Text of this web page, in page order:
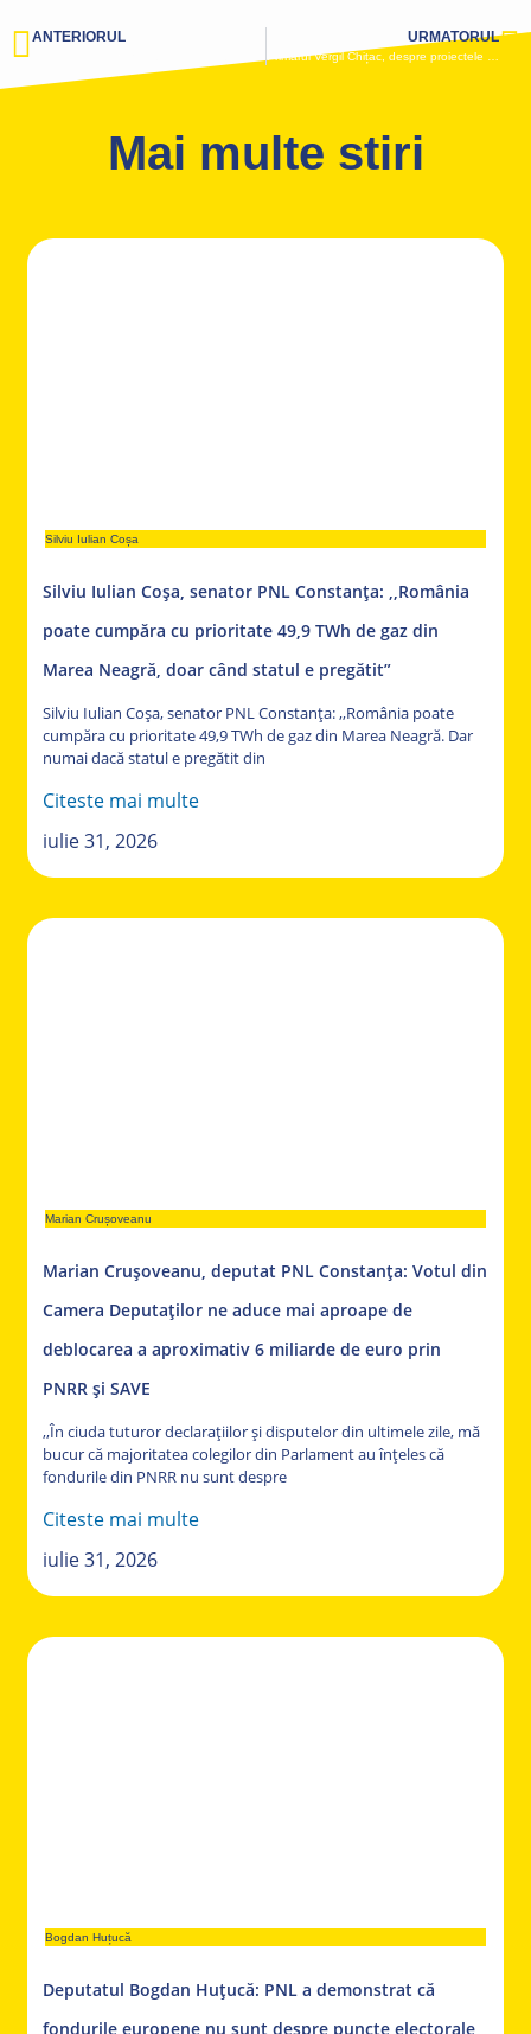
ANTERIORUL URMATORUL
Mai multe stiri
Silviu Iulian Coșa
Silviu Iulian Coșa, senator PNL Constanța: ,,România
poate cumpăra cu prioritate 49,9 TWh de gaz din
Marea Neagră, doar când statul e pregătit”
Silviu Iulian Coșa, senator PNL Constanța: ,,România poate
cumpăra cu prioritate 49,9 TWh de gaz din Marea Neagră. Dar
numai dacă statul e pregătit din
Citeste mai multe
iulie 31, 2026
Marian Crușoveanu
Marian Crușoveanu, deputat PNL Constanța: Votul din
Camera Deputaților ne aduce mai aproape de
deblocarea a aproximativ 6 miliarde de euro prin
PNRR și SAVE
,,În ciuda tuturor declarațiilor și disputelor din ultimele zile, mă
bucur că majoritatea colegilor din Parlament au înțeles că
fondurile din PNRR nu sunt despre
Citeste mai multe
iulie 31, 2026
Bogdan Huțucă
Deputatul Bogdan Huțucă: PNL a demonstrat că
fondurile europene nu sunt despre puncte electorale,